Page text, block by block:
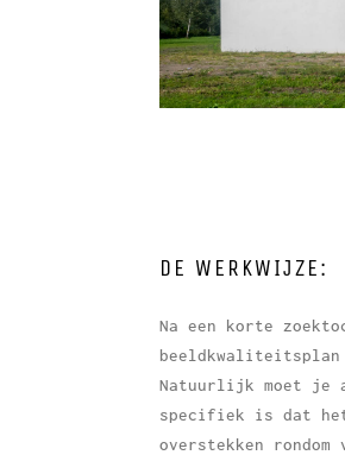
DE WERKWIJZE:
Na een korte
Natuurlijk moet je
specifiek is dat het
overstekken